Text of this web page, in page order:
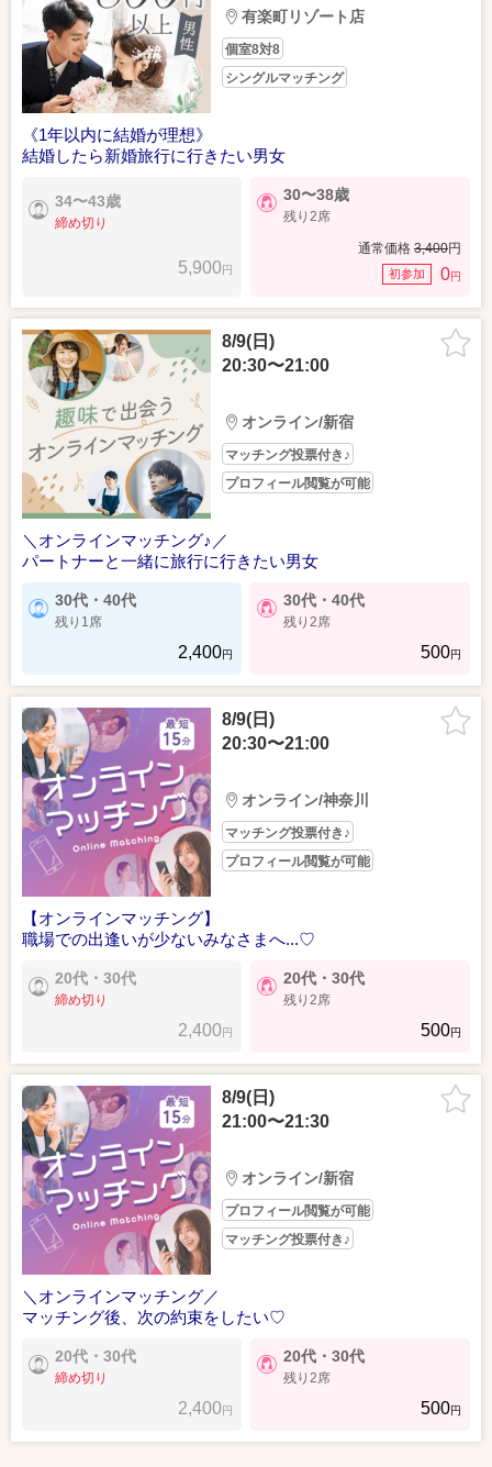
有楽町リゾート店
個室8対8
シングルマッチング
《1年以内に結婚が理想》
結婚したら新婚旅行に行きたい男女
34〜43歳
締め切り
5,900円
30〜38歳
残り2席
通常価格 3,400円
初参加 0円
8/9(日)
20:30〜21:00
オンライン/新宿
マッチング投票付き♪
プロフィール閲覧が可能
＼オンラインマッチング♪／
パートナーと一緒に旅行に行きたい男女
30代・40代
残り1席
2,400円
30代・40代
残り2席
500円
8/9(日)
20:30〜21:00
オンライン/神奈川
マッチング投票付き♪
プロフィール閲覧が可能
【オンラインマッチング】
職場での出逢いが少ないみなさまへ...♡
20代・30代
締め切り
2,400円
20代・30代
残り2席
500円
8/9(日)
21:00〜21:30
オンライン/新宿
プロフィール閲覧が可能
マッチング投票付き♪
＼オンラインマッチング／
マッチング後、次の約束をしたい♡
20代・30代
締め切り
2,400円
20代・30代
残り2席
500円